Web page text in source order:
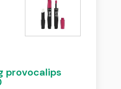
provocalips